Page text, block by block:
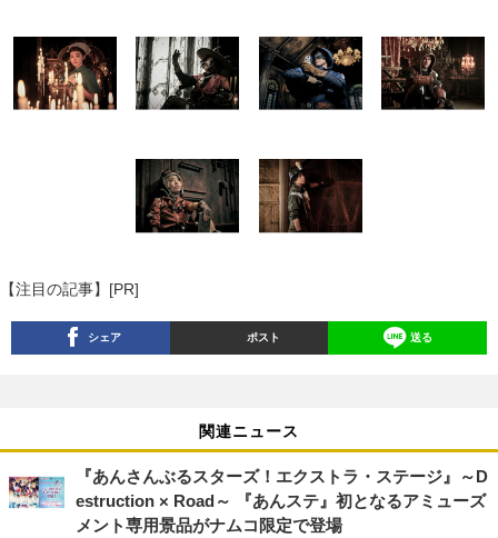
【注目の記事】[PR]
シェア ポスト 送る
関連ニュース
『あんさんぶるスターズ！エクストラ・ステージ』～D
estruction × Road～ 『あんステ』初となるアミューズ
メント専用景品がナムコ限定で登場